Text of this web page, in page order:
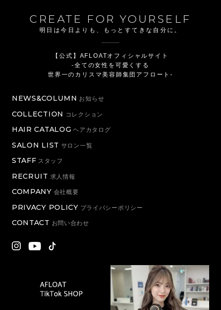
CREATE FOR YOURSELF
明日は今日よりも、もっとすてきな自分に。
【公式】AFLOATオフィシャルサイト
-全ての女性を可愛くする
世界一のカリスマ美容師集団アフロート-
NEWS&COLUMN お知らせ
COLLECTION コレクション
HAIR CATALOG ヘアカタログ
SALON LIST サロン一覧
STAFF スタッフ
RECRUIT 求人情報
COMPANY 会社概要
PRIVACY POLICY プライバシーポリシー
CONTACT お問い合わせ